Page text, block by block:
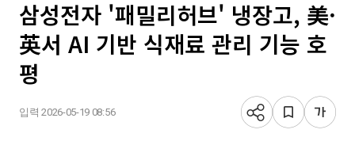
삼성전자 '패밀리허브' 냉장고, 美·
英서 AI 기반 식재료 관리 기능 호
평
입력 2026-05-19 08:56